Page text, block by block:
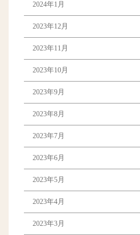
2024年1月
2023年12月
2023年11月
2023年10月
2023年9月
2023年8月
2023年7月
2023年6月
2023年5月
2023年4月
2023年3月